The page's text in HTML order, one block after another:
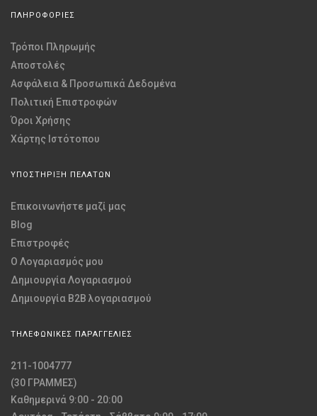
ΠΛΗΡΟΦΟΡΙΕΣ
Τρόποι Πληρωμής
Αποστολές
Ασφάλεια & Προσωπικά Δεδομένα
Πολιτική Επιστροφών
Όροι Χρήσης
Χάρτης Ιστότοπου
ΥΠΟΣΤΗΡΙΞΗ ΠΕΛΑΤΩΝ
Επικοινωνήστε μαζί μας
Blog
Επιστροφές
O Λογαριασμός μου
Δημιουργία Λογαριασμού
Δημιουργία B2B λογαριασμού
ΤΗΛΕΦΩΝΙΚΕΣ ΠΑΡΑΓΓΕΛΙΕΣ
211-1004777
(30 ΓΡΑΜΜΕΣ)
Καθημερινά 9:00 - 20:00